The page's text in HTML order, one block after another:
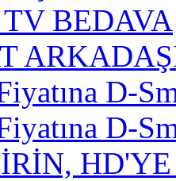
BEDAVA
D-
D-